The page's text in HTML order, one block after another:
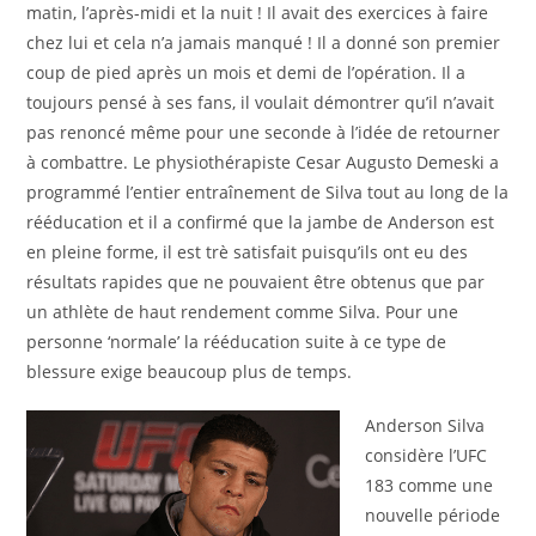
matin, l’après-midi et la nuit ! Il avait des exercices à faire
chez lui et cela n’a jamais manqué ! Il a donné son premier
coup de pied après un mois et demi de l’opération. Il a
toujours pensé à ses fans, il voulait démontrer qu’il n’avait
pas renoncé même pour une seconde à l’idée de retourner
à combattre. Le physiothérapiste Cesar Augusto Demeski a
programmé l’entier entraînement de Silva tout au long de la
rééducation et il a confirmé que la jambe de Anderson est
en pleine forme, il est trè satisfait puisqu’ils ont eu des
résultats rapides que ne pouvaient être obtenus que par
un athlète de haut rendement comme Silva. Pour une
personne ‘normale’ la rééducation suite à ce type de
blessure exige beaucoup plus de temps.
Anderson Silva
considère l’UFC
183 comme une
nouvelle période